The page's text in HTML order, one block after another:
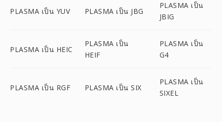
PLASMA เป็น YUV PLASMA เป็น JBG
PLASMA เป็น
JBIG
PLASMA เป็น HEIC
PLASMA เป็น
HEIF
PLASMA เป็น
G4
PLASMA เป็น RGF PLASMA เป็น SIX
PLASMA เป็น
SIXEL